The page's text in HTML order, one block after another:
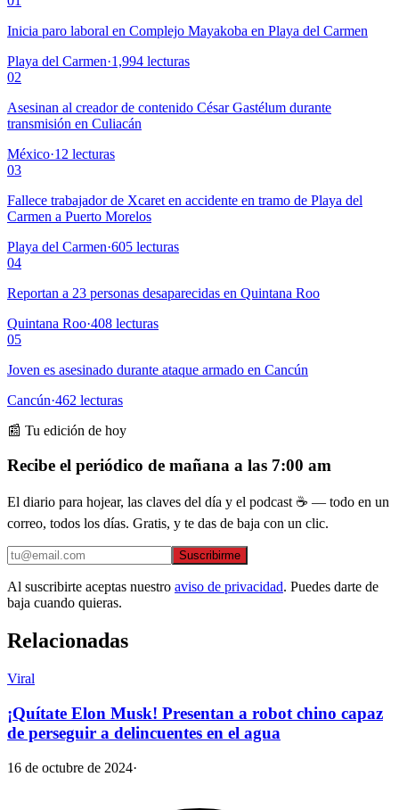
Inicia paro laboral en Complejo Mayakoba en Playa del Carmen
Playa del Carmen·1,994 lecturas
02
Asesinan al creador de contenido César Gastélum durante
transmisión en Culiacán
México·12 lecturas
03
Fallece trabajador de Xcaret en accidente en tramo de Playa del
Carmen a Puerto Morelos
Playa del Carmen·605 lecturas
04
Reportan a 23 personas desaparecidas en Quintana Roo
Quintana Roo·408 lecturas
05
Joven es asesinado durante ataque armado en Cancún
Cancún·462 lecturas
📰 Tu edición de hoy
Recibe el periódico de mañana a las 7:00 am
El diario para hojear, las claves del día y el podcast ☕ — todo en un
correo, todos los días. Gratis, y te das de baja con un clic.
Suscribirme
Al suscribirte aceptas nuestro aviso de privacidad. Puedes darte de
baja cuando quieras.
Relacionadas
Viral
¡Quítate Elon Musk! Presentan a robot chino capaz
de perseguir a delincuentes en el agua
16 de octubre de 2024·